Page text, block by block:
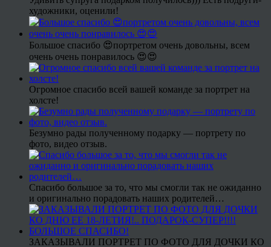
художники, оценили!
Большое спасибо 😍портретом очень довольны, всем
очень очень понравилось 😍😍
Огромное спасибо всей вашей команде за портрет на
холсте!
Безумно рады полученному подарку — портрету по
фото, видео отзыв.
Спасибо большое за то, что мы смогли так не ожиданно
и оригинально порадовать наших родителей…
ЗАКАЗЫВАЛИ ПОРТРЕТ ПО ФОТО ДЛЯ ДОЧКИ КО